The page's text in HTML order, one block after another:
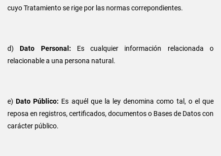
cuyo Tratamiento se rige por las normas correpondientes.
d)Dato Personal: Es cualquier información relacionada o
relacionable a una persona natural.
e)Dato Público: Es aquél que la ley denomina como tal, o el que
reposa en registros, certificados, documentos o Bases de Datos con
carácter público.